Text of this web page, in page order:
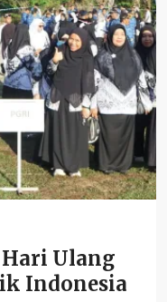
Ulang
Indonesia